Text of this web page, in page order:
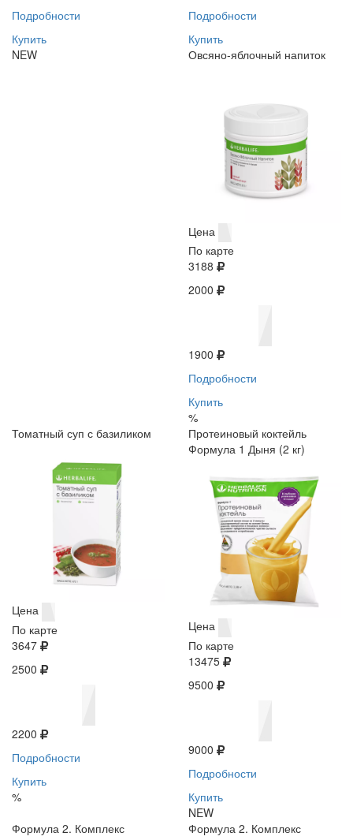
Подробности
Купить
NEW
Подробности
Купить
Овсяно-яблочный напиток
Цена
По карте
3188
2000
1900
Подробности
Купить
%
Томатный суп с базиликом
Цена
По карте
3647
2500
2200
Подробности
Купить
%
Протеиновый коктейль
Формула 1 Дыня (2 кг)
Цена
По карте
13475
9500
9000
Подробности
Купить
NEW
Формула 2. Комплекс
Формула 2. Комплекс